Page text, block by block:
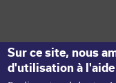
Réseaux
Sur ce site, nous
d'utilisation à l'aide